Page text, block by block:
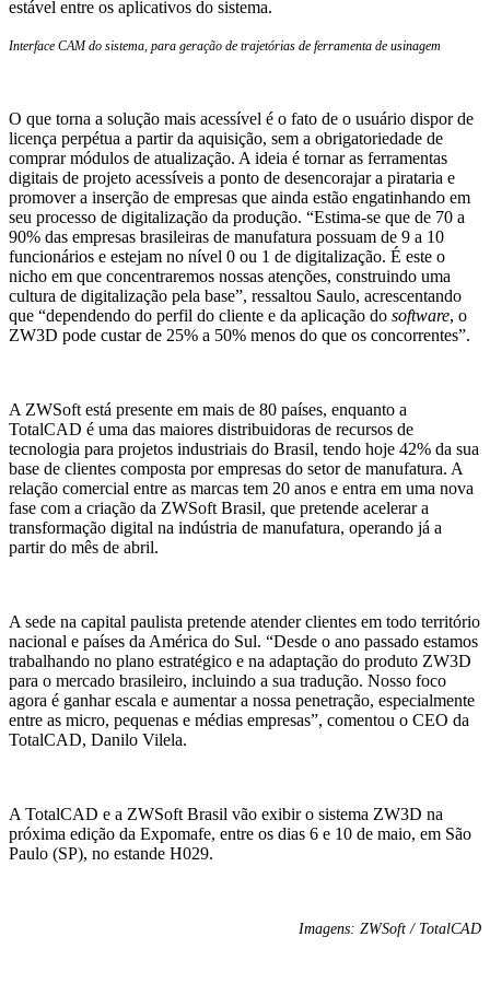
estável entre os aplicativos do sistema.
Interface CAM do sistema, para geração de trajetórias de ferramenta de usinagem
O que torna a solução mais acessível é o fato de o usuário dispor de
licença perpétua a partir da aquisição, sem a obrigatoriedade de
comprar módulos de atualização. A ideia é tornar as ferramentas
digitais de projeto acessíveis a ponto de desencorajar a pirataria e
promover a inserção de empresas que ainda estão engatinhando em
seu processo de digitalização da produção. “Estima-se que de 70 a
90% das empresas brasileiras de manufatura possuam de 9 a 10
funcionários e estejam no nível 0 ou 1 de digitalização. É este o
nicho em que concentraremos nossas atenções, construindo uma
cultura de digitalização pela base”, ressaltou Saulo, acrescentando
que “dependendo do perfil do cliente e da aplicação do software, o
ZW3D pode custar de 25% a 50% menos do que os concorrentes”.
A ZWSoft está presente em mais de 80 países, enquanto a
TotalCAD é uma das maiores distribuidoras de recursos de
tecnologia para projetos industriais do Brasil, tendo hoje 42% da sua
base de clientes composta por empresas do setor de manufatura. A
relação comercial entre as marcas tem 20 anos e entra em uma nova
fase com a criação da ZWSoft Brasil, que pretende acelerar a
transformação digital na indústria de manufatura, operando já a
partir do mês de abril.
A sede na capital paulista pretende atender clientes em todo território
nacional e países da América do Sul. “Desde o ano passado estamos
trabalhando no plano estratégico e na adaptação do produto ZW3D
para o mercado brasileiro, incluindo a sua tradução. Nosso foco
agora é ganhar escala e aumentar a nossa penetração, especialmente
entre as micro, pequenas e médias empresas”, comentou o CEO da
TotalCAD, Danilo Vilela.
A TotalCAD e a ZWSoft Brasil vão exibir o sistema ZW3D na
próxima edição da Expomafe, entre os dias 6 e 10 de maio, em São
Paulo (SP), no estande H029.
Imagens: ZWSoft / TotalCAD